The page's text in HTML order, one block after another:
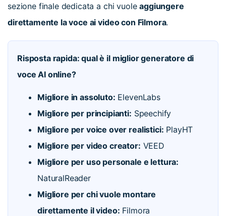
sezione finale dedicata a chi vuoleaggiungere
direttamente la voce ai video con Filmora.
Risposta rapida: qual è il miglior generatore di
voce AI online?
Migliore in assoluto: ElevenLabs
Migliore per principianti: Speechify
Migliore per voice over realistici: PlayHT
Migliore per video creator: VEED
Migliore per uso personale e lettura:
NaturalReader
Migliore per chi vuole montare
direttamente il video: Filmora